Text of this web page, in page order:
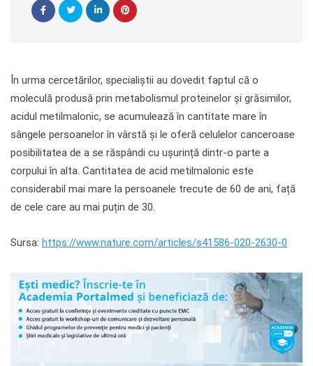
În urma cercetărilor, specialiștii au dovedit faptul că o
moleculă produsă prin metabolismul proteinelor și grăsimilor,
acidul metilmalonic, se acumulează în cantitate mare în
sângele persoanelor în vârstă și le oferă celulelor canceroase
posibilitatea de a se răspândi cu ușurință dintr-o parte a
corpului în alta. Cantitatea de acid metilmalonic este
considerabil mai mare la persoanele trecute de 60 de ani, față
de cele care au mai puțin de 30.
Sursa: https://www.nature.com/articles/s41586-020-2630-0